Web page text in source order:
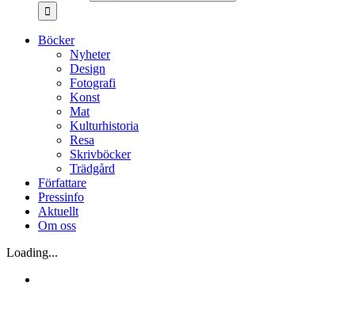
Böcker
Nyheter
Design
Fotografi
Konst
Mat
Kulturhistoria
Resa
Skrivböcker
Trädgård
Författare
Pressinfo
Aktuellt
Om oss
Loading...